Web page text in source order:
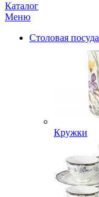
Каталог
Меню
Столовая посуда
Кружки